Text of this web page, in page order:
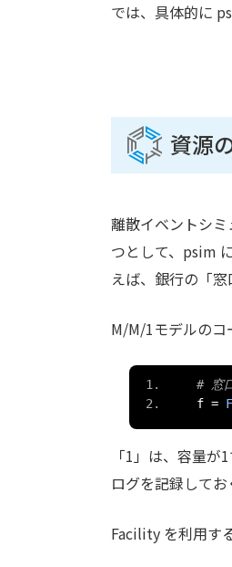
では、具体的に
資源
離散イベントシ
つとして、psim
えば、銀行の「窓
M/M/1モデルのコ
# 窓
    f
=
「1」は、容量
ログを記録してお
Facility を利用す